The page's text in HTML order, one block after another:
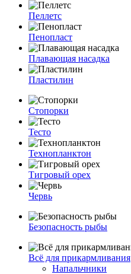
Пеллетс
Пенопласт
Плавающая насадка
Пластилин
Стопорки
Тесто
Технопланктон
Тигровый орех
Червь
Безопасность рыбы
Всё для прикармливания
Напальчники